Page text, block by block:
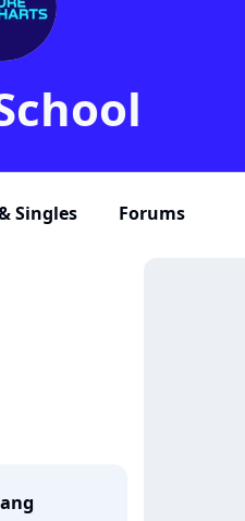
Singles Forums